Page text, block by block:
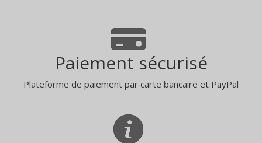
Paiement sécurisé
Plateforme de paiement par carte bancaire et PayPal